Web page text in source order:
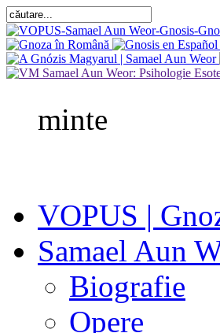
minte
VOPUS |
Samael Aun
Biografie
Opere